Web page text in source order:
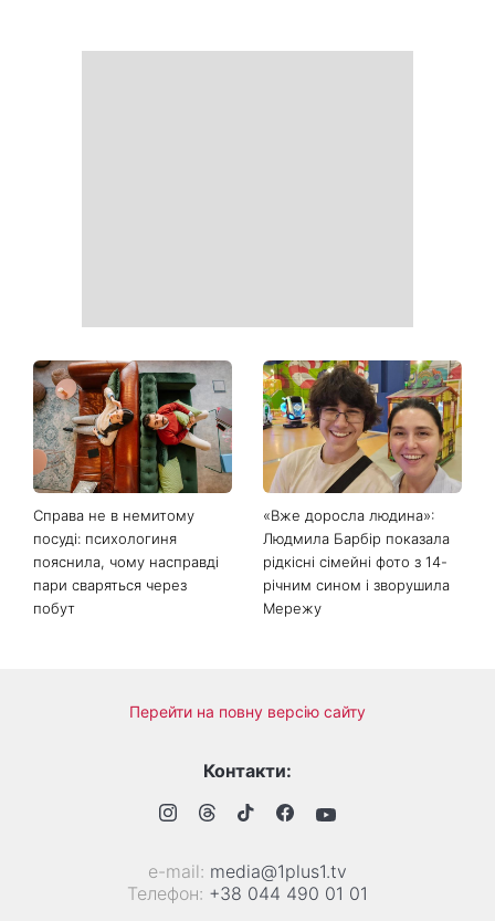
Справа не в немитому
посуді: психологиня
пояснила, чому насправді
пари сваряться через
побут
«Вже доросла людина»:
Людмила Барбір показала
рідкісні сімейні фото з 14-
річним сином і зворушила
Мережу
Перейти на повну версію сайту
Контакти:
е-mail: media@1plus1.tv
Телефон: +38 044 490 01 01